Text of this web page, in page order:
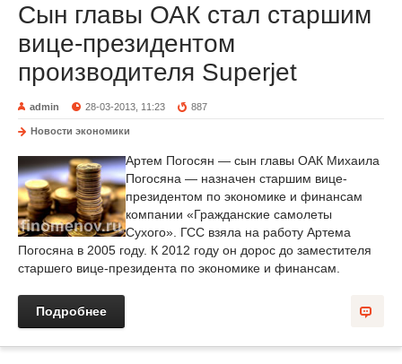
Сын главы ОАК стал старшим
вице-президентом
производителя Superjet
admin 28-03-2013, 11:23 887
Новости экономики
Артем Погосян — сын главы ОАК Михаила
Погосяна — назначен старшим вице-
президентом по экономике и финансам
компании «Гражданские самолеты
Сухого». ГСС взяла на работу Артема
Погосяна в 2005 году. К 2012 году он дорос до заместителя
старшего вице-президента по экономике и финансам.
Подробнее